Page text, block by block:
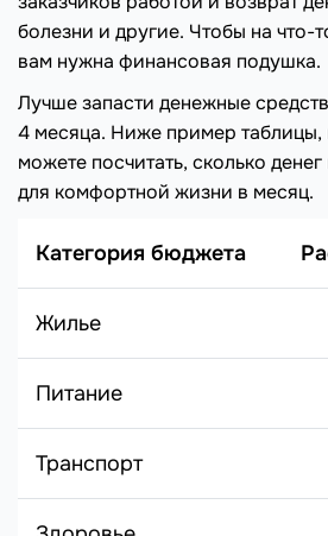
болезни и другие. Чтобы на что-
вам нужна финансовая подушка.
Лучше запасти денежные
4 месяца. Ниже пример таблицы,
можете посчитать, сколько
для комфортной жизни в месяц.
Категория бюджета
Жилье
Питание
Транспорт